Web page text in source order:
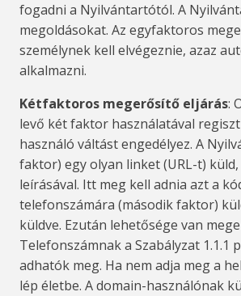
fogadni a Nyilvántartótól. A
megoldásokat. Az egyfaktoros
személynek kell elvégeznie, azaz
alkalmazni.
Kétfaktoros megerősítő eljárás:
levő két faktor használatával
használó váltást engedélyez. A
faktor) egy olyan linket (URL-t)
leírásával. Itt meg kell adnia azt a
telefonszámára (második faktor)
küldve. Ezután lehetősége van
Telefonszámnak a Szabályzat
adhatók meg. Ha nem adja meg a
lép életbe. A domain-használónak